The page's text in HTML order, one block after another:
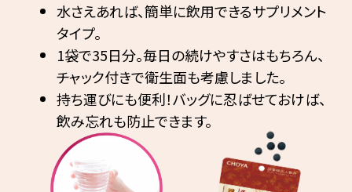
水さえあれば、簡単に飲用できるサプリメント
タイプ。
1袋で35日分。毎日の続けやすさはもちろん、
チャック付きで衛生面も考慮しました。
持ち運びにも便利！バッグに忍ばせておけば、
飲み忘れも防止できます。